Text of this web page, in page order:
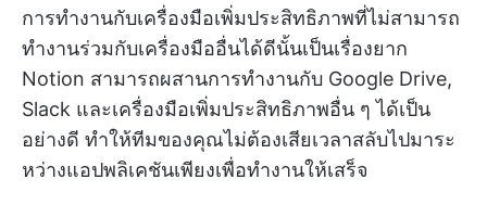
การทำงานกับเครื่องมือเพิ่มประสิทธิภาพที่ไม่สามารถ
ทำงานร่วมกับเครื่องมืออื่นได้ดีนั้นเป็นเรื่องยาก
Notion สามารถผสานการทำงานกับ Google Drive,
Slack และเครื่องมือเพิ่มประสิทธิภาพอื่น ๆ ได้เป็น
อย่างดี ทำให้ทีมของคุณไม่ต้องเสียเวลาสลับไปมาระ
หว่างแอปพลิเคชันเพียงเพื่อทำงานให้เสร็จ